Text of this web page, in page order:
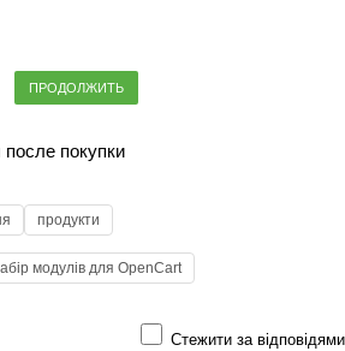
ПРОДОЛЖИТЬ
покупки
продукти
модулів для OpenCart
Стежити за відповідями